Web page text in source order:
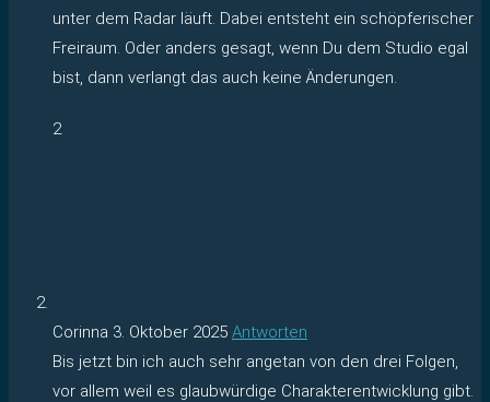
unter dem Radar läuft. Dabei entsteht ein schöpferischer
Freiraum. Oder anders gesagt, wenn Du dem Studio egal
bist, dann verlangt das auch keine Änderungen.
2
Corinna 3. Oktober 2025 Antworten
Bis jetzt bin ich auch sehr angetan von den drei Folgen,
vor allem weil es glaubwürdige Charakterentwicklung gibt.